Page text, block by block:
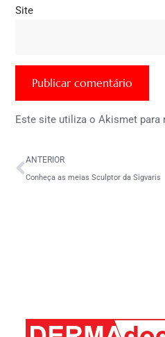
Site
Este site utiliza o Akismet para
ANTERIOR
Conheça as meias Sculptor da Sigvaris